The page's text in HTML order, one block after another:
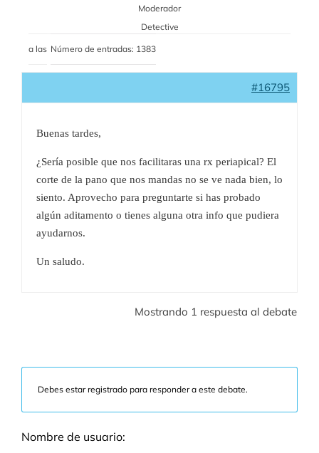
Moderador
Detective
a las Número de entradas: 1383
#16795
Buenas tardes,
¿Sería posible que nos facilitaras una rx periapical? El
corte de la pano que nos mandas no se ve nada bien, lo
siento. Aprovecho para preguntarte si has probado
algún aditamento o tienes alguna otra info que pudiera
ayudarnos.
Un saludo.
Mostrando 1 respuesta al debate
Debes estar registrado para responder a este debate.
Nombre de usuario: